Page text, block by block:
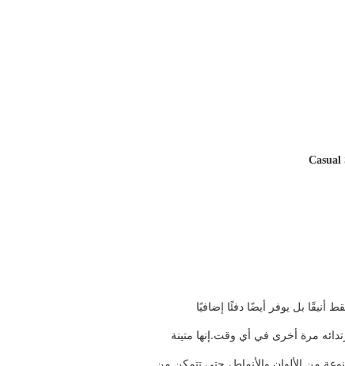
Casual
بل يوفر أيضًا دفئًا إضافيًا
مرة أخرى في أي وقت.إنها متينة